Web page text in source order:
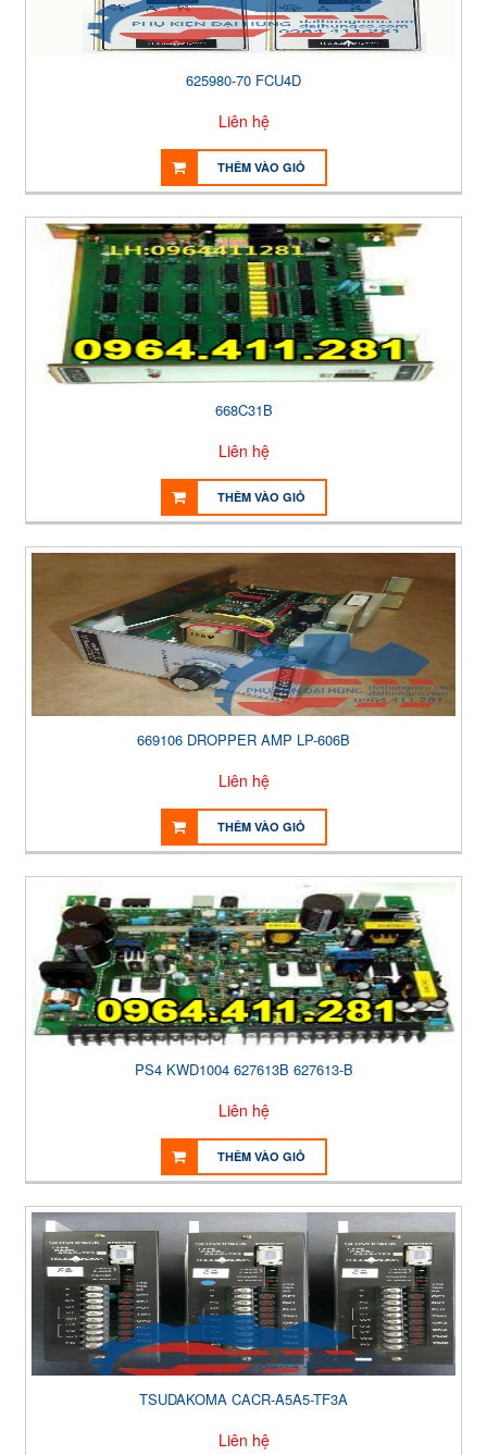
625980-70 FCU4D
Liên hệ
THÊM VÀO GIỎ
668C31B
Liên hệ
THÊM VÀO GIỎ
669106 DROPPER AMP LP-606B
Liên hệ
THÊM VÀO GIỎ
PS4 KWD1004 627613B 627613-B
Liên hệ
THÊM VÀO GIỎ
TSUDAKOMA CACR-A5A5-TF3A
Liên hệ